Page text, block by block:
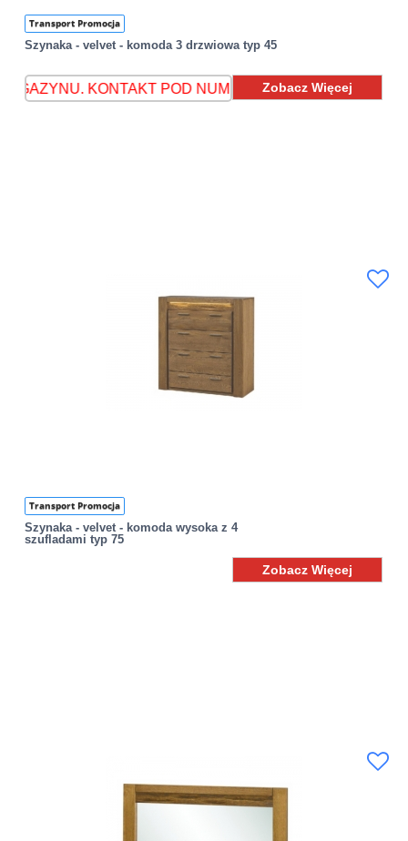
Transport Promocja
Szynaka - velvet - komoda 3 drzwiowa typ 45
KONTAKT POD NUMEREM 608 893 118 MEBLE
Zobacz Więcej
Transport Promocja
Szynaka - velvet - komoda wysoka z 4
szufladami typ 75
Zobacz Więcej